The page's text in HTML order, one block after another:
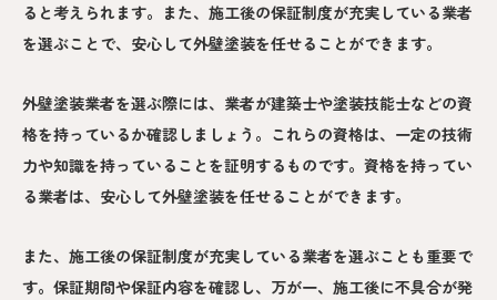
ると考えられます。また、施工後の保証制度が充実している業者
を選ぶことで、安心して外壁塗装を任せることができます。
外壁塗装業者を選ぶ際には、業者が建築士や塗装技能士などの資
格を持っているか確認しましょう。これらの資格は、一定の技術
力や知識を持っていることを証明するものです。資格を持ってい
る業者は、安心して外壁塗装を任せることができます。
また、施工後の保証制度が充実している業者を選ぶことも重要で
す。保証期間や保証内容を確認し、万が一、施工後に不具合が発